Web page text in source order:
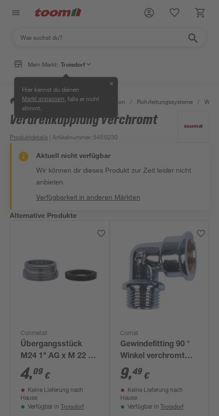
Mein Markt: Troisdorf
Hier kannst du deinen
Markt anpassen , falls er nicht
stimmt.
✕
/ Bad & Sanitär / Sanitärinstallation / Rohrleitungssysteme /
Verdrehkupplung verchromt
Produktdetails | Artikelnummer: 5450230
Aktuell nicht verfügbar
Wir können dir dieses Produkt zur Zeit leider nicht
anbieten.
Verfügbarkeit in anderen Märkten
Alternative Produkte
Conmetall
Übergangsstück
M24 1" AG x M 22 1"
AG
4,09 €
Keine Lieferung nach
Hause
Verfügbar in Troisdorf
Cornat
Gewindefitting 90 °
Winkel verchromt
3/4" IG x 3/4" AG
9,49 €
Keine Lieferung nach
Hause
Verfügbar in Troisdorf